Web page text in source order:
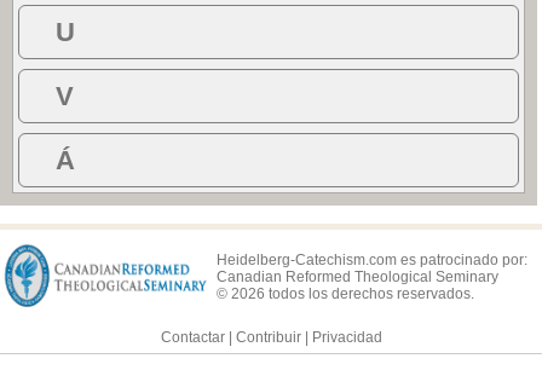
U
V
Á
Heidelberg-Catechism.com es patrocinado por:
Canadian Reformed Theological Seminary
© 2026 todos los derechos reservados.
Contactar| Contribuir| Privacidad